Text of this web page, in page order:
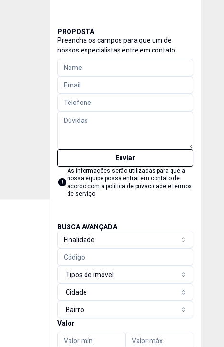
PROPOSTA
Preencha os campos para que um de
nossos especialistas entre em contato
Enviar
As informações serão utilizadas para que a
nossa equipe possa entrar em contato de
acordo com a política de privacidade e termos
de serviço
BUSCA AVANÇADA
Finalidade
Tipos de imóvel
Cidade
Bairro
Valor